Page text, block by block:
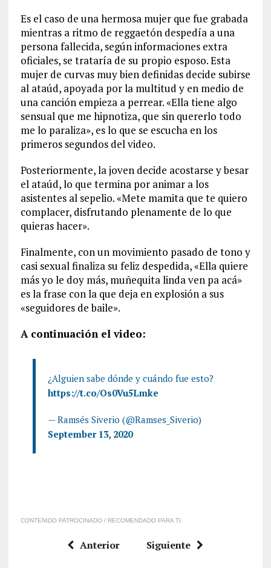
Es el caso de una hermosa mujer que fue grabada
mientras a ritmo de reggaetón despedía a una
persona fallecida, según informaciones extra
oficiales, se trataría de su propio esposo. Esta
mujer de curvas muy bien definidas decide subirse
al ataúd, apoyada por la multitud y en medio de
una canción empieza a perrear. «Ella tiene algo
sensual que me hipnotiza, que sin quererlo todo
me lo paraliza», es lo que se escucha en los
primeros segundos del video.
Posteriormente, la joven decide acostarse y besar
el ataúd, lo que termina por animar a los
asistentes al sepelio. «Mete mamita que te quiero
complacer, disfrutando plenamente de lo que
quieras hacer».
Finalmente, con un movimiento pasado de tono y
casi sexual finaliza su feliz despedida, «Ella quiere
más yo le doy más, muñequita linda ven pa acá»
es la frase con la que deja en explosión a sus
«seguidores de baile».
A continuación el video:
¿Alguien sabe dónde y cuándo fue esto?
https://t.co/Os0Vu5Lmke
— Ramsés Siverio (@Ramses_Siverio)
September 13, 2020
CONTENIDO PATROCINADO / RECOMENDADO PARA TI
Anterior Siguiente